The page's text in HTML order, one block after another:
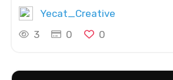
Yecat_Creative
3
0 0